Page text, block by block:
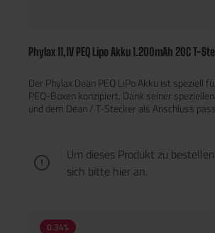
Phylax 11,1V PEQ Lipo Akku 1.200mAh 20C T-
Der Phylax Dean PEQ LiPo Akku ist speziell
PEQ-Boxen konzipiert. Dank seiner
und dem Dean / T-Stecker als Anschluss
Um dieses Produkt zu
sich bitte hier an.
0.34%